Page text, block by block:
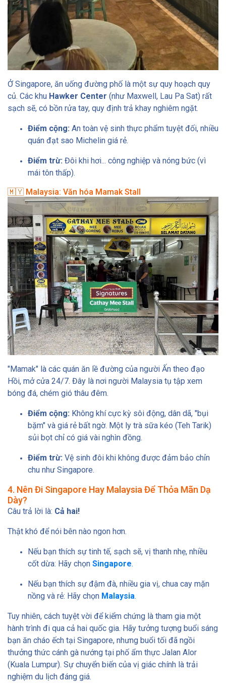
Ở Singapore, ăn uống đường phố là một sự quy hoạch quy
củ. Các khu Hawker Center (như Maxwell, Lau Pa Sat) rất
sạch sẽ, có bồn rửa tay, quy định trả khay nghiêm ngặt.
Điểm cộng: An toàn vệ sinh thực phẩm tuyệt đối, nhiều
quán đạt sao Michelin giá rẻ.
Điểm trừ: Đôi khi hơi... công nghiệp và nóng bức (vì
mái tôn thấp).
🇲🇾 Malaysia: Văn hóa Mamak Stall
"Mamak" là các quán ăn lề đường của người Ấn theo đạo
Hồi, mở cửa 24/7. Đây là nơi người Malaysia tụ tập xem
bóng đá, chém gió thâu đêm.
Điểm cộng: Không khí cực kỳ sôi động, dân dã, "bụi
bặm" và giá rẻ bất ngờ. Một ly trà sữa kéo (Teh Tarik)
sủi bọt chỉ có giá vài nghìn đồng.
Điểm trừ: Vệ sinh đôi khi không được đảm bảo chỉn
chu như Singapore.
4. Nên Đi Singapore Hay Malaysia Để Thỏa Mãn Dạ
Dày?
Câu trả lời là: Cả hai!
Thật khó để nói bên nào ngon hơn.
Nếu bạn thích sự tinh tế, sạch sẽ, vị thanh nhẹ, nhiều
cốt dừa: Hãy chọn Singapore.
Nếu bạn thích sự đậm đà, nhiều gia vị, chua cay mặn
nồng và rẻ: Hãy chọn Malaysia.
Tuy nhiên, cách tuyệt vời để kiểm chứng là tham gia một
hành trình đi qua cả hai quốc gia. Hãy tưởng tượng buổi sáng
bạn ăn cháo ếch tại Singapore, nhưng buổi tối đã ngồi
thưởng thức cánh gà nướng tại phố ẩm thực Jalan Alor
(Kuala Lumpur). Sự chuyển biến của vị giác chính là trải
nghiệm du lịch đáng giá.